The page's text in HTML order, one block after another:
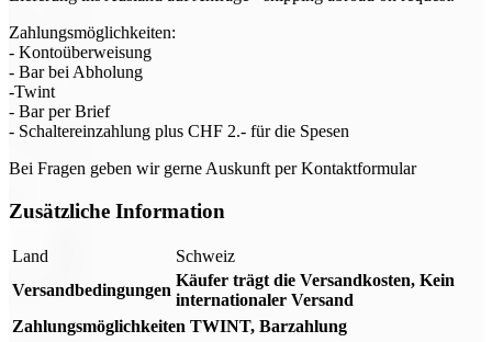
Zahlungsmöglichkeiten:
- Kontoüberweisung
- Bar bei Abholung
-Twint
- Bar per Brief
- Schaltereinzahlung plus CHF 2.- für die Spesen
Bei Fragen geben wir gerne Auskunft per Kontaktformular
Zusätzliche Information
Land
Schweiz
Versandbedingungen
Käufer trägt die Versandkosten, Kein
internationaler Versand
Zahlungsmöglichkeiten TWINT, Barzahlung